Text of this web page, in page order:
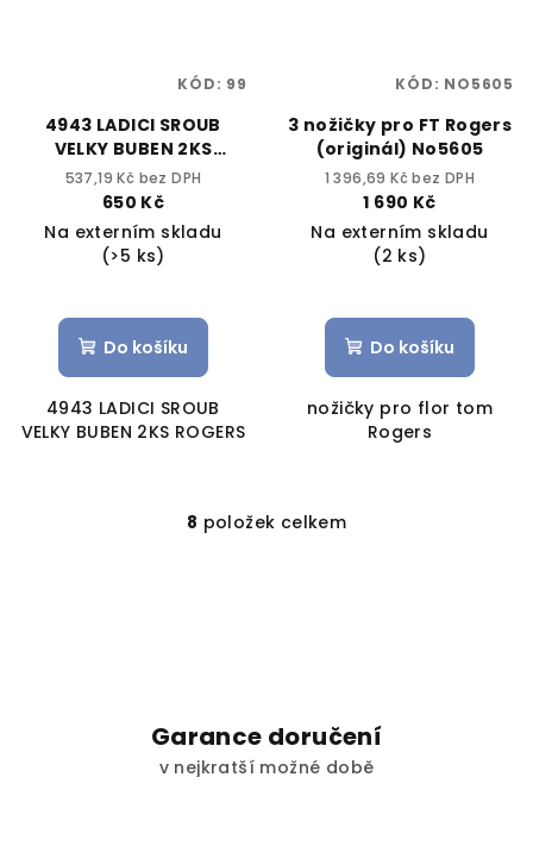
4943 LADICI SROUB
VELKY BUBEN 2KS
ROGERS
537,19 Kč bez DPH
650 Kč
Na externím skladu
(>5 ks)
Do košíku
4943 LADICI SROUB
VELKY BUBEN 2KS ROGERS
KÓD: 99
3 nožičky pro FT Rogers
(originál) No5605
1 396,69 Kč bez DPH
1 690 Kč
Na externím skladu
(2 ks)
Do košíku
nožičky pro flor tom
Rogers
KÓD: NO5605
O
í
p
r
8 položek celkem
Garance doručení
v nejkratší možné době